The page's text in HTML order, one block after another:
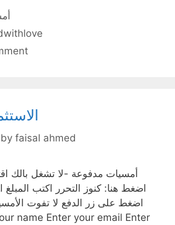
by faisal ahmed
أمسيات مدفوعة -لا تشغل بالك
اضغط هنا: كنوز التحرر اكتب المبلغ
اضغط على زر الدفع لا تفوت